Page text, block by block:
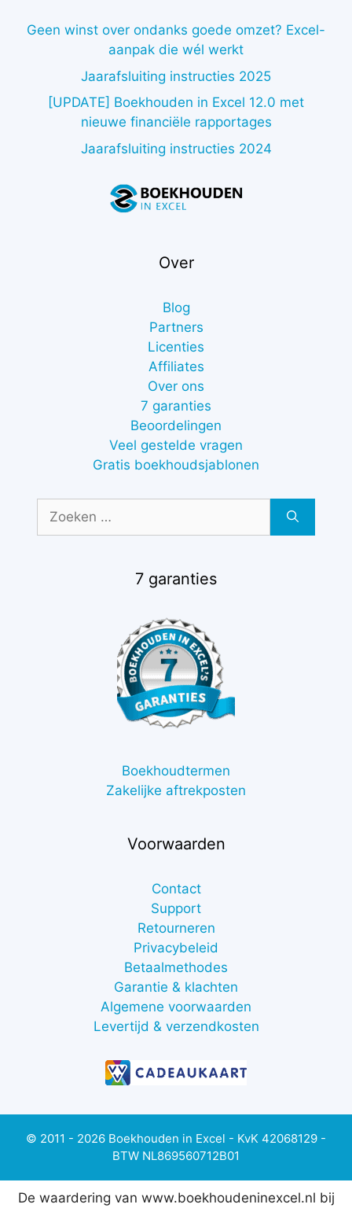
Geen winst over ondanks goede omzet? Excel-
aanpak die wél werkt
Jaarafsluiting instructies 2025
[UPDATE] Boekhouden in Excel 12.0 met
nieuwe financiële rapportages
Jaarafsluiting instructies 2024
Over
Blog
Partners
Licenties
Affiliates
Over ons
7 garanties
Beoordelingen
Veel gestelde vragen
Gratis boekhoudsjablonen
naar:
7 garanties
Boekhoudtermen
Zakelijke aftrekposten
Voorwaarden
Contact
Support
Retourneren
Privacybeleid
Betaalmethodes
Garantie & klachten
Algemene voorwaarden
Levertijd & verzendkosten
© 2011 - 2026 Boekhouden in Excel - KvK 42068129 -
BTW NL869560712B01
De waardering van www.boekhoudeninexcel.nl bij